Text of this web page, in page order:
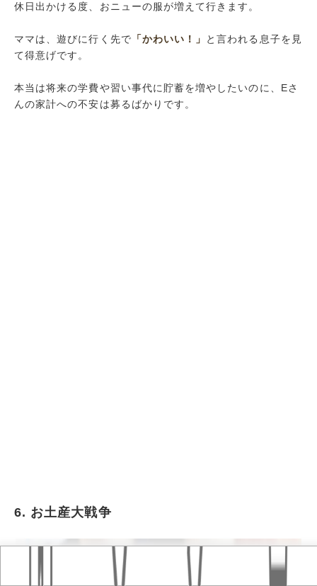
休日出かける度、おニューの服が増えて行きます。
ママは、遊びに行く先で 「かわいい！」
と言われる息子を見
て得意げです。
本当は将来の学費や習い事代に貯蓄を増やしたいのに、Eさ
んの家計への不安は募るばかりです。
6. お土産大戦争
おすすめ記事